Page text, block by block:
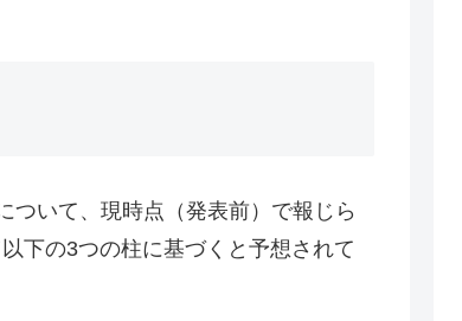
いて、現時点（発表前）で報じら
下の3つの柱に基づくと予想されて